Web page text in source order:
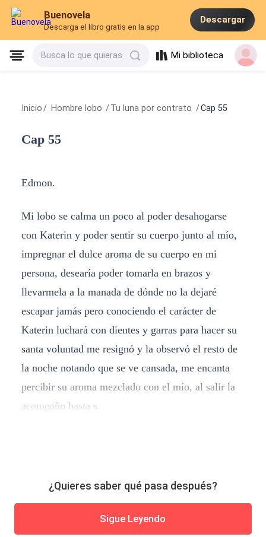
Buenovela
Descarga el libro gratis en la app
Descargar
Busca lo que quieras Mi biblioteca
Inicio / Hombre lobo /Tu luna por contrato /Cap 55
Cap 55
Edmon.
Mi lobo se calma un poco al poder desahogarse
con Katerin y poder sentir su cuerpo junto al mío,
impregnar el dulce aroma de su cuerpo en mi
persona, desearía poder tomarla en brazos y
llevarmela a la manada de dónde no la dejaré
escapar jamás pero conociendo el carácter de
Katerin luchará con dientes y garras para hacer su
santa voluntad me resignó y la observó el resto de
la noche notando que se ve cansada, me encanta
percibir su aroma mezclado con el mío, al salir la
acompaño hasta s
¿Quieres saber qué pasa después?
Sigue Leyendo